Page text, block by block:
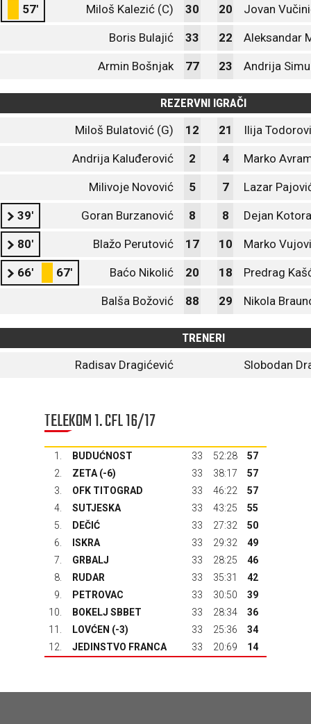
57' Miloš Kalezić (C) 30 20 Jovan
Boris Bulajić 33 22 Aleksandar
Armin Bošnjak 77 23 Andrija
REZERVNI IGRAČI
Miloš Bulatović (G)
12 21 Ilija
Andrija Kaluđerović 2 4 Marko
Milivoje Novović 5 7 Lazar
39' Goran Burzanović 8 8 Dejan
80' Blažo Perutović 17 10 Marko
66' 67' Baćo Nikolić 20 18 Predrag
Balša Božović 88 29 Nikola
TRENERI
Radisav Dragićević
Slobodan
TELEKOM 1. CFL 16/17
1. BUDUĆNOST 33 52:28
57
2.
ZETA (-6) 33 38:17
57
3.
OFK TITOGRAD 33 46:22
57
4.
SUTJESKA 33 43:25
55
5.
DEČIĆ 33 27:32
50
6.
ISKRA 33 29:32
49
7.
GRBALJ 33 28:25
46
8.
RUDAR 33 35:31
42
9.
PETROVAC 33 30:50
39
10.
BOKELJ SBBET 33 28:34
36
11.
LOVĆEN (-3) 33 25:36
34
12.
JEDINSTVO FRANCA 33 20:69 14